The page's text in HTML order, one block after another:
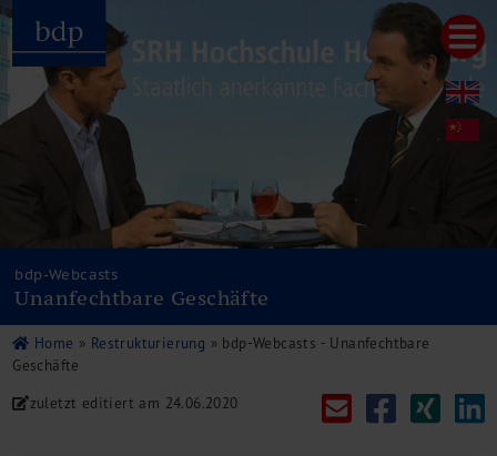
Hauptmenu
Home
bdp aktuell
Über uns
Unternehmenswerte
Referenzen
Pressespiegel
Publikationen
Newsletter
Videos
Leistungen
Rechtsberatung
bdp-Webcasts
Unanfechtbare Geschäfte
Home » Restrukturierung » bdp-Webcasts - Unanfechtbare
Geschäfte
zuletzt editiert am 24.06.2020